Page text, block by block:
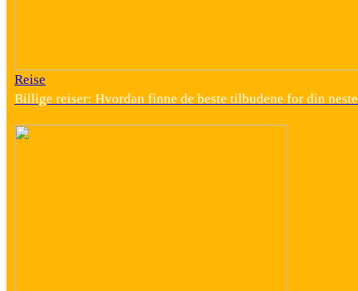
Reise
Billige reiser: Hvordan finne de beste tilbudene for din